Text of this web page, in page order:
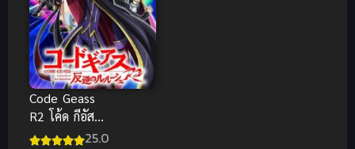
Code Geass
R2 โค้ด กีอัส
ภาค 2 พากย์25.0